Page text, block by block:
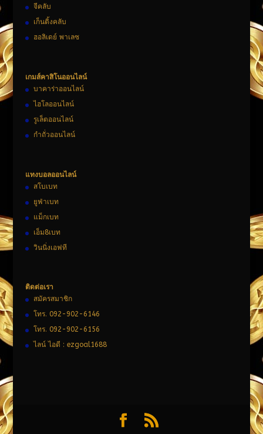
จีคลับ
เก็นติ้งคลับ
ฮอลิเดย์ พาเลซ
เกมส์คาสิโนออนไลน์
บาคาร่าออนไลน์
ไฮโลออนไลน์
รูเล็ตออนไลน์
กำถั่วออนไลน์
แทงบอลออนไลน์
สโบเบท
ยูฟ่าเบท
แม็กเบท
เอ็ม8เบท
วินนิ่งเอฟที
ติดต่อเรา
สมัครสมาชิก
โทร. 092-902-6146
โทร. 092-902-6156
ไลน์ ไอดี : ezgoal1688